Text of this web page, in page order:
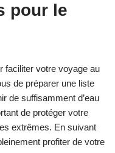
pour le
faciliter votre voyage au
de préparer une liste
de suffisamment d’eau
de protéger votre
extrêmes. En suivant
profiter de votre